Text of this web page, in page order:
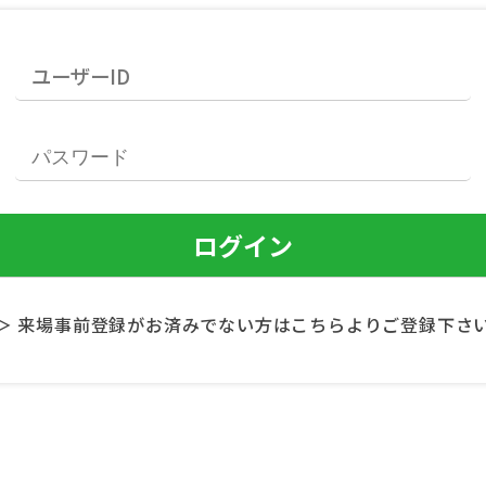
来場事前登録がお済みでない方はこちらよりご登録下さ